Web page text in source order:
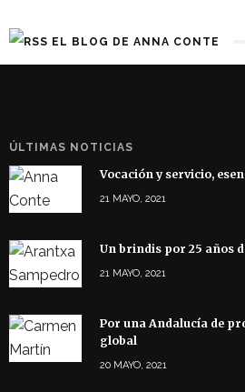
EL BLOG DE ANNA CONTE
ÚLTIMAS NOTICIAS
Vocación y servicio,
21 MAYO, 2021
Un brindis por 25 años
21 MAYO, 2021
Por una Andalucía de
global
20 MAYO, 2021